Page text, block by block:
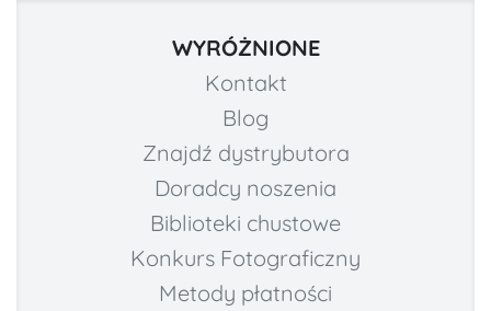
WYRÓŻNIONE
Kontakt
Blog
Znajdź dystrybutora
Doradcy noszenia
Biblioteki chustowe
Konkurs Fotograficzny
Metody płatności